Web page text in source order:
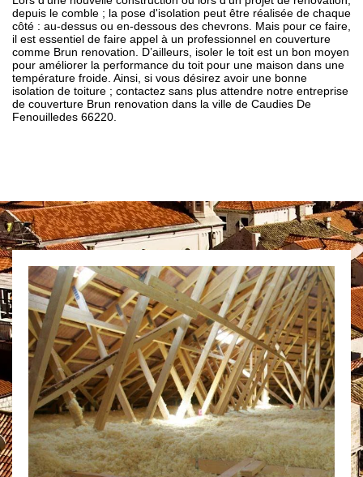
depuis le comble ; la pose d'isolation peut être réalisée de chaque
côté : au-dessus ou en-dessous des chevrons. Mais pour ce faire,
il est essentiel de faire appel à un professionnel en couverture
comme Brun renovation. D’ailleurs, isoler le toit est un bon moyen
pour améliorer la performance du toit pour une maison dans une
température froide. Ainsi, si vous désirez avoir une bonne
isolation de toiture ; contactez sans plus attendre notre entreprise
de couverture Brun renovation dans la ville de Caudies De
Fenouilledes 66220.